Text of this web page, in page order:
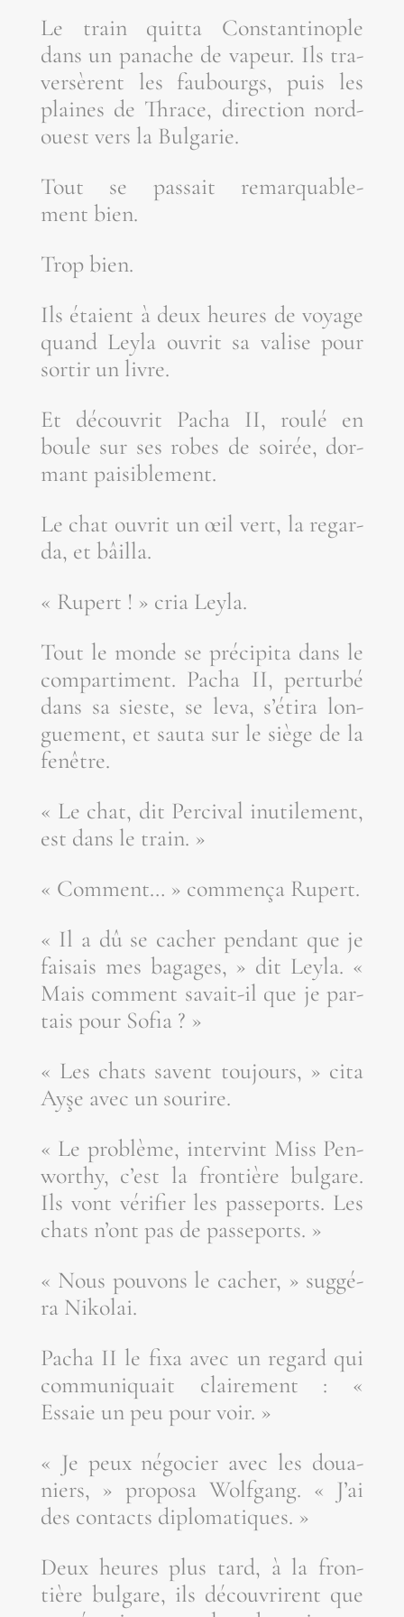
Le train quit­ta Constan­ti­nople
dans un panache de vapeur. Ils tra­
ver­sèrent les fau­bourgs, puis les
plaines de Thrace, direc­tion nord-
ouest vers la Bulgarie.
Tout se pas­sait remar­qua­ble­
ment bien.
Trop bien.
Ils étaient à deux heures de voyage
quand Ley­la ouvrit sa valise pour
sor­tir un livre.
Et décou­vrit Pacha II, rou­lé en
boule sur ses robes de soi­rée, dor­
mant paisiblement.
Le chat ouvrit un œil vert, la regar­
da, et bâilla.
« Rupert ! » cria Leyla.
Tout le monde se pré­ci­pi­ta dans le
com­par­ti­ment. Pacha II, per­tur­bé
dans sa sieste, se leva, s’é­ti­ra lon­
gue­ment, et sau­ta sur le siège de la
fenêtre.
« Le chat, dit Per­ci­val inuti­le­ment,
est dans le train. »
« Com­ment… » com­men­ça Rupert.
« Il a dû se cacher pen­dant que je
fai­sais mes bagages, » dit Ley­la. «
Mais com­ment savait-il que je par­
tais pour Sofia ? »
« Les chats savent tou­jours, » cita
Ayşe avec un sourire.
« Le pro­blème, inter­vint Miss Pen­
wor­thy, c’est la fron­tière bul­gare.
Ils vont véri­fier les pas­se­ports. Les
chats n’ont pas de passeports. »
« Nous pou­vons le cacher, » sug­gé­
ra Nikolai.
Pacha II le fixa avec un regard qui
com­mu­ni­quait clai­re­ment : «
Essaie un peu pour voir. »
« Je peux négo­cier avec les doua­
niers, » pro­po­sa Wolf­gang. « J’ai
des contacts diplomatiques. »
Deux heures plus tard, à la fron­
tière bul­gare, ils décou­vrirent que